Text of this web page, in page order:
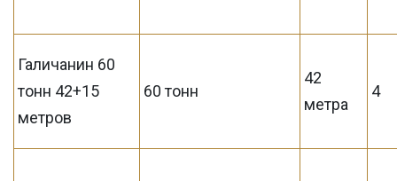
Галичанин 60
тонн 42+15
метров
60 тонн
42
метра
4